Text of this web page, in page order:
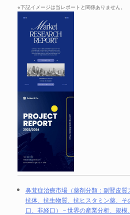
※下記イメージは当レポートと関係ありません。
鼻茸症治療市場（薬剤分類：副腎皮
抗体、抗生物質、抗ヒスタミン薬、
口、非経口）－世界の産業分析、規模